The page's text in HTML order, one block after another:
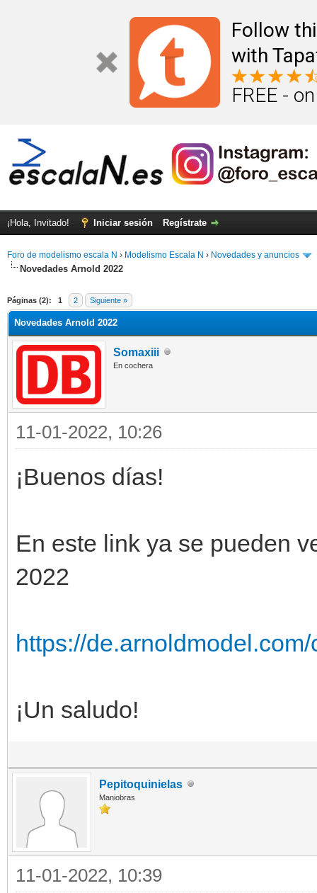
Follow
with
FREE -
¡Hola, Invitado! Iniciar sesión Regístrate
Foro de modelismo escala N › Modelismo Escala N › Novedades y anuncios
Novedades Arnold 2022
Páginas (2): 1 2 Siguiente »
Novedades Arnold 2022
Somaxiii
En cochera
11-01-2022, 10:26
¡Buenos días!
En este link ya se pueden
2022
https://
¡Un saludo!
Pepitoquinielas
Maniobras
11-01-2022, 10:39